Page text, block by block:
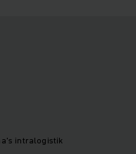
intralogistik